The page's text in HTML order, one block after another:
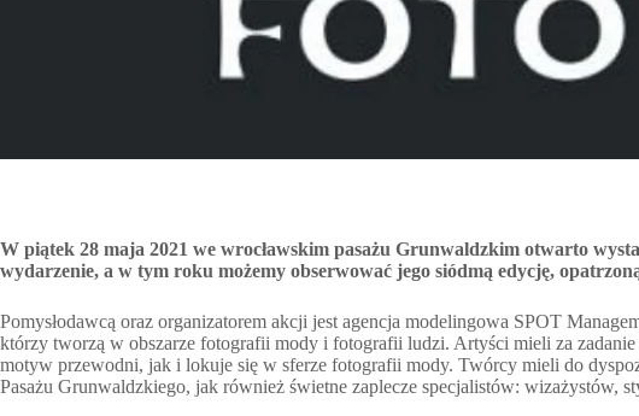
W piątek 28 maja 2021 we wrocławskim pasażu Grunwaldzkim otwarto
wydarzenie, a w tym roku możemy obserwować jego siódmą edycję,
Pomysłodawcą oraz organizatorem akcji jest agencja modelingowa SPOT
którzy tworzą w obszarze fotografii mody i fotografii ludzi. Artyści mieli za
motyw przewodni, jak i lokuje się w sferze fotografii mody. Twórcy mieli do
Pasażu Grunwaldzkiego, jak również świetne zaplecze specjalistów: wizażystów,